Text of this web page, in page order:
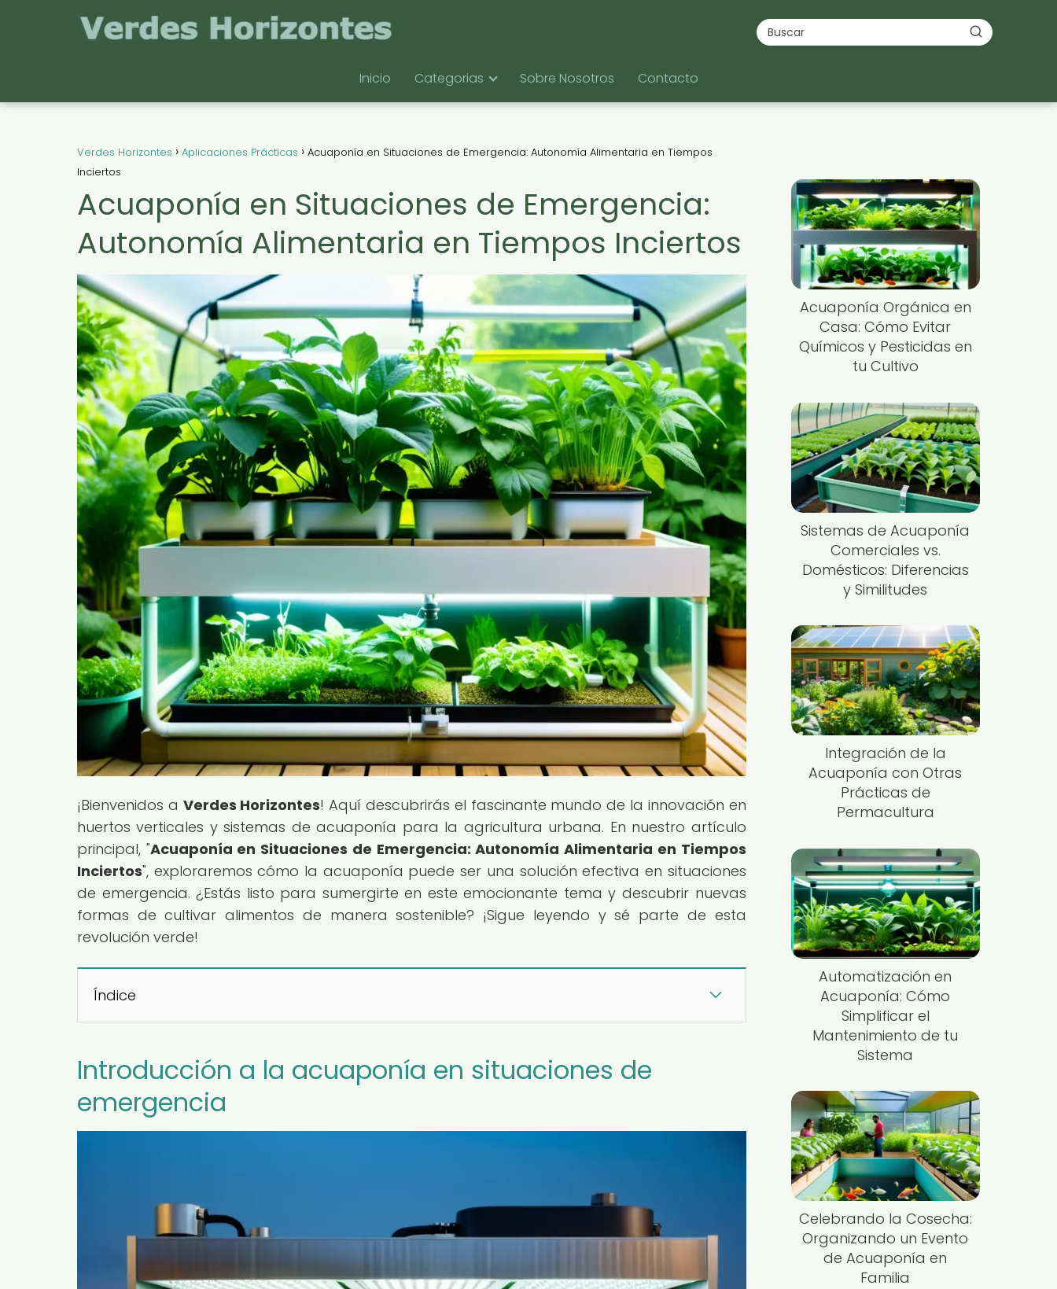
Inicio Categorias Sobre Nosotros Contacto
Verdes Horizontes Aplicaciones Prácticas
Acuaponía en Situaciones de Emergencia: Autonomía Alimentaria en Tiempos
Inciertos
Acuaponía en Situaciones de Emergencia:
Autonomía Alimentaria en Tiempos Inciertos
¡Bienvenidos a Verdes Horizontes! Aquí descubrirás el fascinante mundo de la innovación en
huertos verticales y sistemas de acuaponía para la agricultura urbana. En nuestro artículo
principal, "Acuaponía en Situaciones de Emergencia: Autonomía Alimentaria en Tiempos
Inciertos", exploraremos cómo la acuaponía puede ser una solución efectiva en situaciones
de emergencia. ¿Estás listo para sumergirte en este emocionante tema y descubrir nuevas
formas de cultivar alimentos de manera sostenible? ¡Sigue leyendo y sé parte de esta
revolución verde!
Índice
Introducción a la acuaponía en situaciones de
emergencia
Acuaponía Orgánica en
Casa: Cómo Evitar
Químicos y Pesticidas en
tu Cultivo
Sistemas de Acuaponía
Comerciales vs.
Domésticos: Diferencias
y Similitudes
Integración de la
Acuaponía con Otras
Prácticas de
Permacultura
Automatización en
Acuaponía: Cómo
Simplificar el
Mantenimiento de tu
Sistema
Celebrando la Cosecha:
Organizando un Evento
de Acuaponía en
Familia